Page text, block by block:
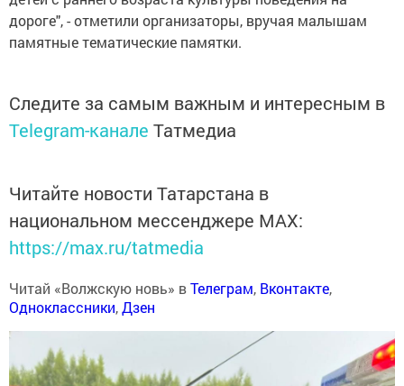
дороге", - отметили организаторы, вручая малышам
памятные тематические памятки.
Следите за самым важным и интересным в
Telegram-канале Татмедиа
Читайте новости Татарстана в
национальном мессенджере MАХ:
https://max.ru/tatmedia
Читай «Волжскую новь» вТелеграм, Вконтакте,
Одноклассники,Дзен